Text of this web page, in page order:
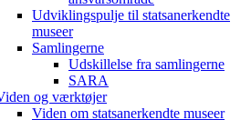
Udviklingspulje til statsanerkendte
museer
Samlingerne
Udskillelse fra samlingerne
SARA
og værktøjer
Viden om statsanerkendte museer